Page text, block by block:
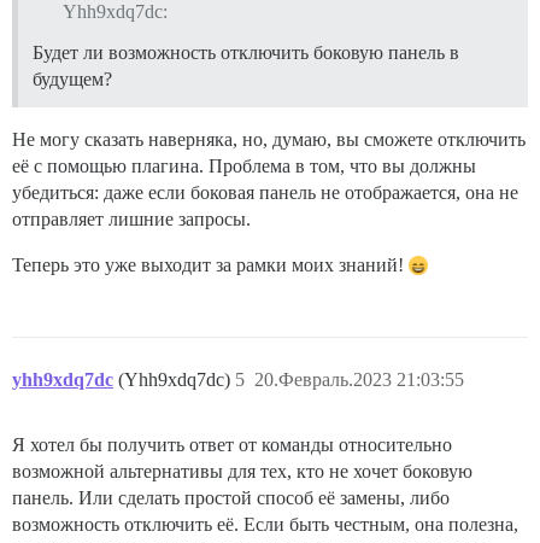
Yhh9xdq7dc:
Будет ли возможность отключить боковую панель в
будущем?
Не могу сказать наверняка, но, думаю, вы сможете отключить
её с помощью плагина. Проблема в том, что вы должны
убедиться: даже если боковая панель не отображается, она не
отправляет лишние запросы.
Теперь это уже выходит за рамки моих знаний!
yhh9xdq7dc (Yhh9xdq7dc) 20.Февраль.2023 21:03:55
5
Я хотел бы получить ответ от команды относительно
возможной альтернативы для тех, кто не хочет боковую
панель. Или сделать простой способ её замены, либо
возможность отключить её. Если быть честным, она полезна,